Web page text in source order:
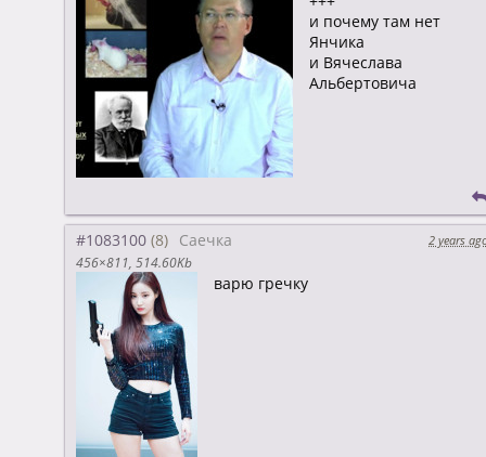
и почему там нет
Янчика
и Вячеслава
Альбертовича
#1083100 Саечка
2 years
456×811 514.60Kb
варю гречку